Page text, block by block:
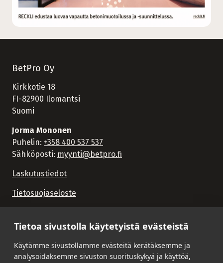
Tietoa sivustolla käytetyistä evästeistä
Käytämme sivustollamme evästeitä kerätäksemme ja
analysoidaksemme sivuston suorituskykyä ja käyttöä,
BetPro Oy
Kirkkotie 18
FI-82900 Ilomantsi
Suomi
Jorma Mononen
Puhelin: +358 400 537 537
Sähköposti: myynti@betpro.fi
Laskutustiedot
Tietosuojaseloste